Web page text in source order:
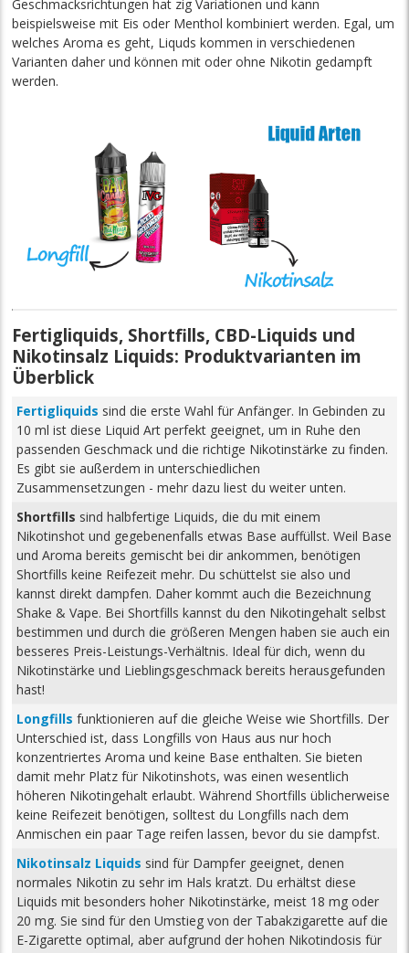
Geschmacksrichtungen hat zig Variationen und kann
beispielsweise mit Eis oder Menthol kombiniert werden. Egal, um
welches Aroma es geht, Liquds kommen in verschiedenen
Varianten daher und können mit oder ohne Nikotin gedampft
werden.
Fertigliquids, Shortfills, CBD-Liquids und
Nikotinsalz Liquids: Produktvarianten im
Überblick
Fertigliquids sind die erste Wahl für Anfänger. In Gebinden zu
10 ml ist diese Liquid Art perfekt geeignet, um in Ruhe den
passenden Geschmack und die richtige Nikotinstärke zu finden.
Es gibt sie außerdem in unterschiedlichen
Zusammensetzungen - mehr dazu liest du weiter unten.
Shortfills sind halbfertige Liquids, die du mit einem
Nikotinshot und gegebenenfalls etwas Base auffüllst. Weil Base
und Aroma bereits gemischt bei dir ankommen, benötigen
Shortfills keine Reifezeit mehr. Du schüttelst sie also und
kannst direkt dampfen. Daher kommt auch die Bezeichnung
Shake & Vape. Bei Shortfills kannst du den Nikotingehalt selbst
bestimmen und durch die größeren Mengen haben sie auch ein
besseres Preis-Leistungs-Verhältnis. Ideal für dich, wenn du
Nikotinstärke und Lieblingsgeschmack bereits herausgefunden
hast!
Longfills funktionieren auf die gleiche Weise wie Shortfills. Der
Unterschied ist, dass Longfills von Haus aus nur hoch
konzentriertes Aroma und keine Base enthalten. Sie bieten
damit mehr Platz für Nikotinshots, was einen wesentlich
höheren Nikotingehalt erlaubt. Während Shortfills üblicherweise
keine Reifezeit benötigen, solltest du Longfills nach dem
Anmischen ein paar Tage reifen lassen, bevor du sie dampfst.
Nikotinsalz Liquids sind für Dampfer geeignet, denen
normales Nikotin zu sehr im Hals kratzt. Du erhältst diese
Liquids mit besonders hoher Nikotinstärke, meist 18 mg oder
20 mg. Sie sind für den Umstieg von der Tabakzigarette auf die
E-Zigarette optimal, aber aufgrund der hohen Nikotindosis für